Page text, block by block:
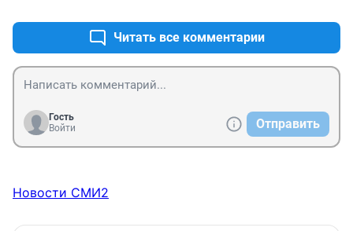
Читать все комментарии
Гость
Войти
Отправить
Новости СМИ2